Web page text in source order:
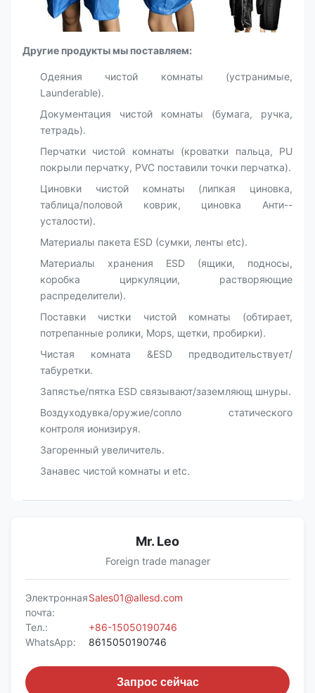
Другие продукты мы поставляем:
Одеяния чистой комнаты (устранимые,
Launderable).
Документация чистой комнаты (бумага, ручка,
тетрадь).
Перчатки чистой комнаты (кроватки пальца, PU
покрыли перчатку, PVC поставили точки перчатка).
Циновки чистой комнаты (липкая циновка,
таблица/половой коврик, циновка Анти--
усталости).
Материалы пакета ESD (сумки, ленты etc).
Материалы хранения ESD (ящики, подносы,
коробка циркуляции, растворяющие
распределители).
Поставки чистки чистой комнаты (обтирает,
потрепанные ролики, Mops, щетки, пробирки).
Чистая комната &ESD предводительствует/
табуретки.
Запястье/пятка ESD связывают/заземляющ шнуры.
Воздуходувка/оружие/сопло статического
контроля ионизируя.
Загоренный увеличитель.
Занавес чистой комнаты и etc.
Mr. Leo
Foreign trade manager
Электронная
почта:
Sales01@allesd.com
Тел.:
+86-15050190746
WhatsApp:
8615050190746
Запрос сейчас